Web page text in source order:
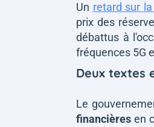
Un retard sur la
prix des
débattus à
fréquences 5G
Deux textes
Le
financières en